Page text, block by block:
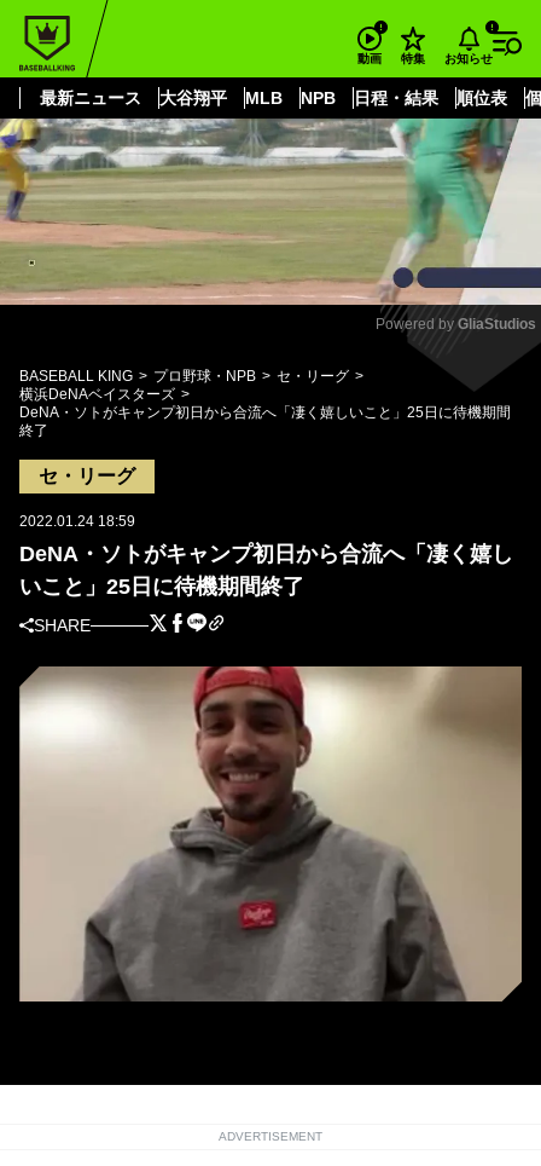
動画 特集 お知らせ
最新ニュース 大谷翔平 MLB NPB 日程・結果 順位表
もっと見る
Mute
Powered by GliaStudios
BASEBALL KING プロ野球・NPB
セ・リーグ
横浜DeNAベイスターズ
DeNA・ソトがキャンプ初日から合流へ「凄く嬉しいこと」25日に待機期間
終了
セ・リーグ
2022.01.24 18:59
DeNA・ソトがキャンプ初日から合流へ「凄く嬉し
いこと」25日に待機期間終了
SHARE
ADVERTISEMENT